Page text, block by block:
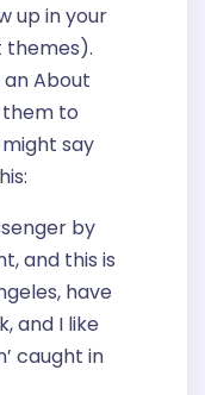
up in your
themes).
About
to
say
by
and this is
have
and I like
caught in